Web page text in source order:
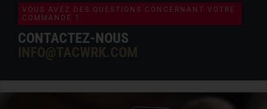
VOUS AVEZ DES QUESTIONS CONCERNANT VOTRE
COMMANDE ?
CONTACTEZ-NOUS
INFO@TACWRK.COM